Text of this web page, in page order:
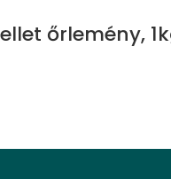
őrlemény,